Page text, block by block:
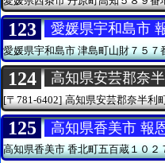
123 愛媛県宇和島市
愛媛県宇和島市津島町山財７５７
124 高知県安芸郡奈
[〒781-6402] 高知県安芸郡奈半利
125 高知県香美市 報
高知県香美市香北町五百蔵１０２